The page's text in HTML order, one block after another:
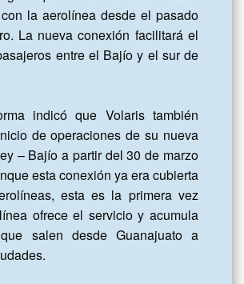
la aerolínea desde el pasado
La nueva conexión facilitará el
entre el Bajío y el sur de
indicó que Volaris también
de operaciones de su nueva
– Bajío a partir del 30 de marzo
esta conexión ya era cubierta
esta es la primera vez
ofrece el servicio y acumula
salen desde Guanajuato a